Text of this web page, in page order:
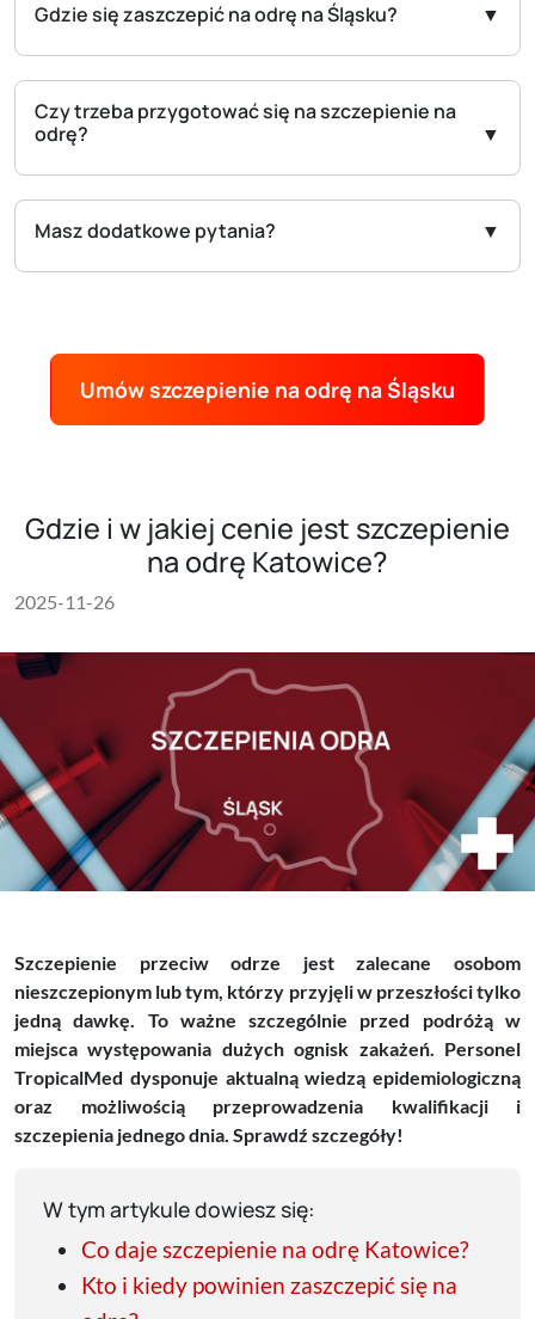
Gdzie się zaszczepić na odrę na Śląsku?
Czy trzeba przygotować się na szczepienie na
odrę?
Masz dodatkowe pytania?
Umów szczepienie na odrę na Śląsku
Gdzie i w jakiej cenie jest szczepienie
na odrę Katowice?
2025-11-26
Szczepienie przeciw odrze jest zalecane osobom
nieszczepionym lub tym, którzy przyjęli w przeszłości tylko
jedną dawkę. To ważne szczególnie przed podróżą w
miejsca występowania dużych ognisk zakażeń. Personel
TropicalMed dysponuje aktualną wiedzą epidemiologiczną
oraz możliwością przeprowadzenia kwalifikacji i
szczepienia jednego dnia. Sprawdź szczegóły!
W tym artykule dowiesz się:
Co daje szczepienie na odrę Katowice?
Kto i kiedy powinien zaszczepić się na